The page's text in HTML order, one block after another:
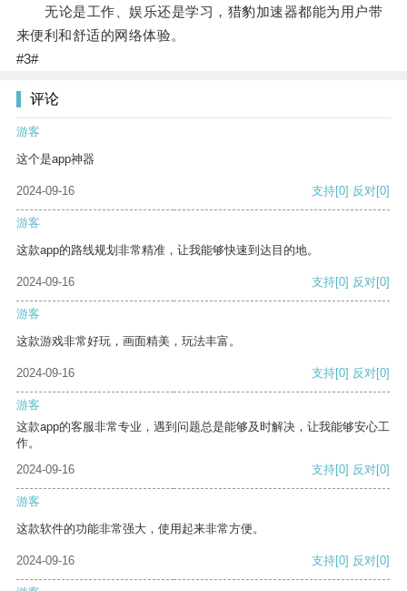
无论是工作、娱乐还是学习，猎豹加速器都能为用户带
来便利和舒适的网络体验。
#3#
评论
游客
这个是app神器
2024-09-16 支持[0] 反对[0]
游客
这款app的路线规划非常精准，让我能够快速到达目的地。
2024-09-16 支持[0] 反对[0]
游客
这款游戏非常好玩，画面精美，玩法丰富。
2024-09-16 支持[0] 反对[0]
游客
这款app的客服非常专业，遇到问题总是能够及时解决，让我能够安心工
作。
2024-09-16
支持[0] 反对[0]
游客
这款软件的功能非常强大，使用起来非常方便。
2024-09-16 支持[0] 反对[0]